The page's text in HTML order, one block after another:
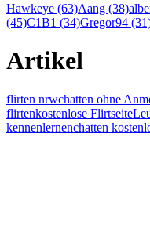
Hawkeye (63)Aang (38)
(45)C1B1 (34)Gregor94
Artikel
flirten nrwchatten ohne
flirtenkostenlose Flirtseite
kennenlernenchatten